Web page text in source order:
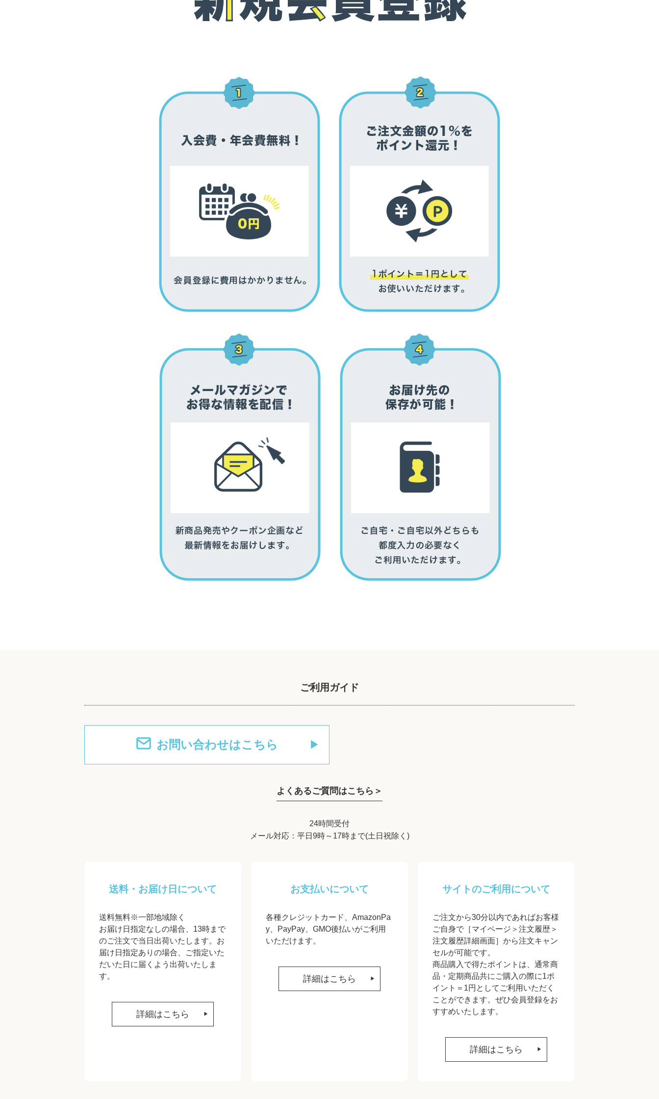
ご利用ガイド
お問い合わせはこちら
よくあるご質問はこちら＞
24時間受付
メール対応：平日9時～17時まで(土日祝除く)
送料・お届け日について
送料無料※一部地域除く
お届け日指定なしの場合、13時まで
のご注文で当日出荷いたします。お
届け日指定ありの場合、ご指定いた
だいた日に届くよう出荷いたしま
す。
詳細はこちら
お支払いについて
各種クレジットカード、AmazonPa
y、PayPay、GMO後払いがご利用
いただけます。
詳細はこちら
サイトのご利用について
ご注文から30分以内であればお客様
ご自身で［マイページ＞注文履歴＞
注文履歴詳細画面］から注文キャン
セルが可能です。
商品購入で得たポイントは、通常商
品・定期商品共にご購入の際に1ポ
イント＝1円としてご利用いただく
ことができます。ぜひ会員登録をお
すすめいたします。
詳細はこちら